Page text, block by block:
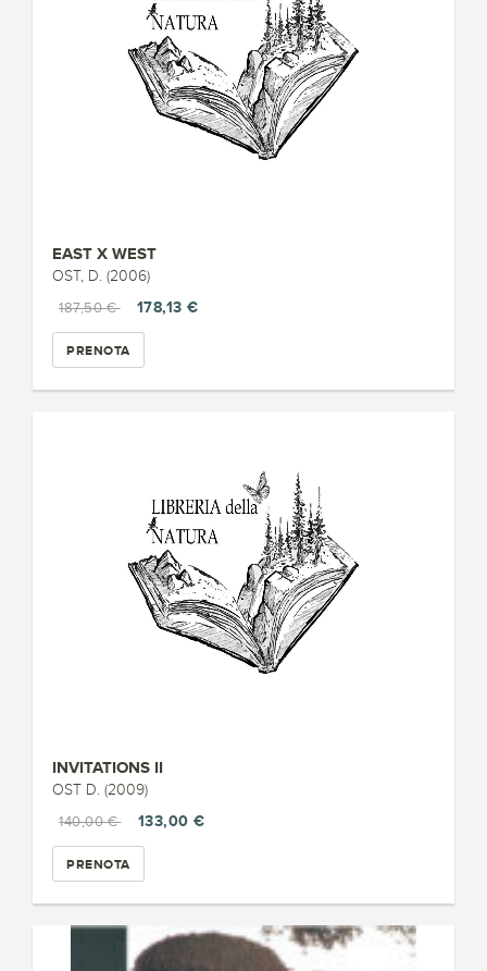
EAST X WEST
OST, D. (2006)
187,50 €
178,13 €
PRENOTA
INVITATIONS II
OST D. (2009)
140,00 €
133,00 €
PRENOTA